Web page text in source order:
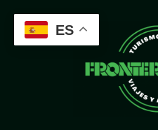
contenido
ES